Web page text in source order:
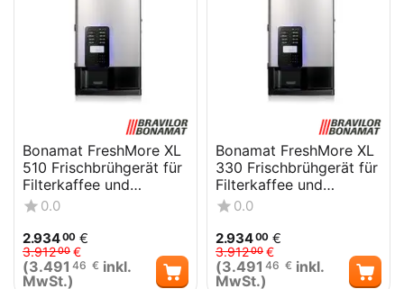
Bonamat FreshMore XL
510 Frischbrühgerät für
Filterkaffee und
Heißgetränkevarianten
0.0
2.93400 €
3.91200 €
(3.491 46 € inkl.
MwSt.)
Bonamat FreshMore XL
330 Frischbrühgerät für
Filterkaffee und
Heißgetränkevarianten
0.0
2.93400 €
3.91200 €
(3.491 46 € inkl.
MwSt.)